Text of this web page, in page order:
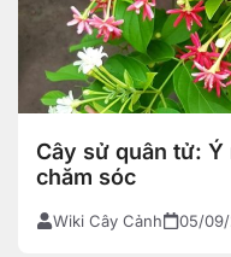
Cây sử quân tử:
chăm sóc
Wiki Cây Cảnh 05/